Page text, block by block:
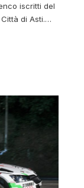
iscritti del
di Asti.…